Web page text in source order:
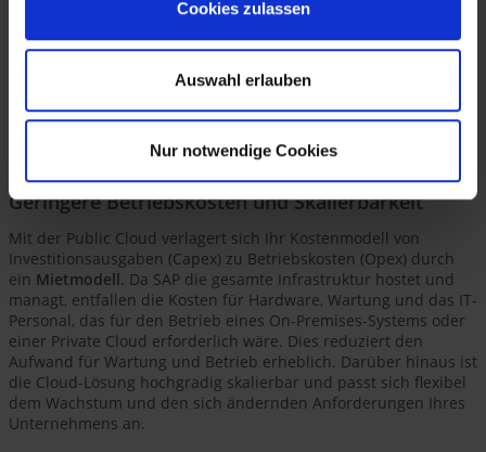
Cookies zulassen
Auswahl erlauben
Nur notwendige Cookies
Geringere Betriebskosten und Skalierbarkeit
Mit der Public Cloud verlagert sich Ihr Kostenmodell von
Investitionsausgaben (Capex) zu Betriebskosten (Opex) durch
ein Mietmodell. Da SAP die gesamte Infrastruktur hostet und
managt, entfallen die Kosten für Hardware, Wartung und das IT-
Personal, das für den Betrieb eines On-Premises-Systems oder
einer Private Cloud erforderlich wäre. Dies reduziert den
Aufwand für Wartung und Betrieb erheblich. Darüber hinaus ist
die Cloud-Lösung hochgradig skalierbar und passt sich flexibel
dem Wachstum und den sich ändernden Anforderungen Ihres
Unternehmens an.